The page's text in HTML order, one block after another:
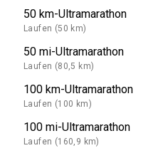
50 km-Ultramarathon
Laufen (50 km)
50 mi-Ultramarathon
Laufen (80,5 km)
100 km-Ultramarathon
Laufen (100 km)
100 mi-Ultramarathon
Laufen (160,9 km)